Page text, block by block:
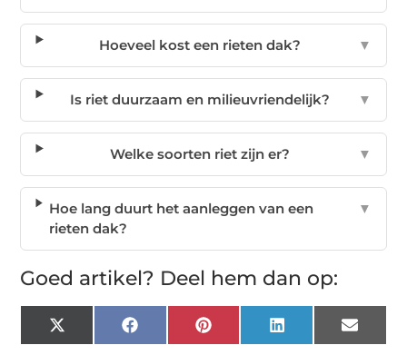
Hoeveel kost een rieten dak? ▼
Is riet duurzaam en milieuvriendelijk? ▼
Welke soorten riet zijn er? ▼
Hoe lang duurt het aanleggen van een
rieten dak?
▼
Goed artikel? Deel hem dan op:
X
(Twitter)
FacebookPinterest LinkedIn Email